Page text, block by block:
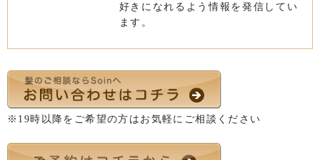
好きになれるよう情報を発信してい
ます。
※19時以降をご希望の方はお気軽にご相談ください